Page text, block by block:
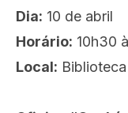
Dia: 10 de abril
Horário: 10h30
Local: